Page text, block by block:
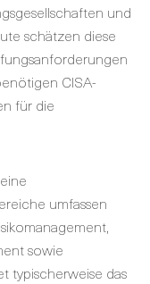
und
schätzen diese
CISA-
für die
umfassen
sowie
typischerweise das